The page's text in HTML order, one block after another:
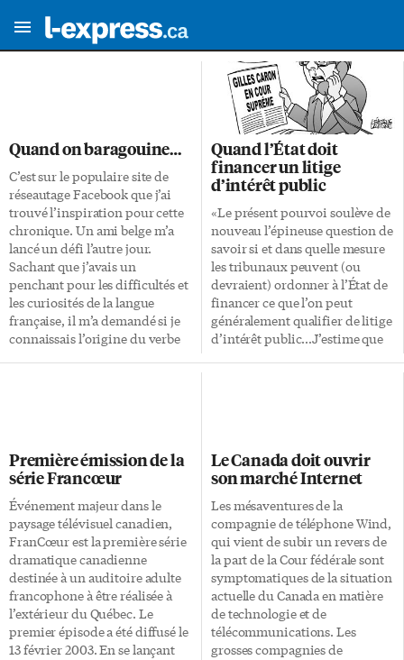
Quand on baragouine…
C’est sur le populaire site de
réseautage Facebook que j’ai
trouvé l’inspiration pour cette
chronique. Un ami belge m’a
lancé un défi l’autre jour.
Sachant que j’avais un
penchant pour les difficultés et
les curiosités de la langue
française, il m’a demandé si je
connaissais l’origine du verbe
son coup qu’il refusait
catégoriquement de me fournir
la réponse. Un ami, vous dis-
je… Dans des cas comme celui-
là, mon […]
Quand l’État doit
financer un litige
d’intérêt public
«Le présent pourvoi soulève de
nouveau l’épineuse question de
savoir si et dans quelle mesure
les tribunaux peuvent (ou
devraient) ordonner à l’État de
financer ce que l’on peut
généralement qualifier de litige
d’intérêt public…J’estime que
lorsqu’il s’agit d’une mesure
essentielle à l’administration de
la justice et au maintien de la
primauté du droit.» Voilà ce
qu’écrit le juge Ian Binnie au
nom de ses collègues de la Cour
suprême du Canada dans une
[…]
Première émission de la
série Francœur
Événement majeur dans le
paysage télévisuel canadien,
FranCœur est la première série
dramatique canadienne
destinée à un auditoire adulte
francophone à être réalisée à
l’extérieur du Québec. Le
premier épisode a été diffusé le
13 février 2003. En se lançant
Le Canada doit ouvrir
son marché Internet
Les mésaventures de la
compagnie de téléphone Wind,
qui vient de subir un revers de
la part de la Cour fédérale sont
symptomatiques de la situation
actuelle du Canada en matière
de technologie et de
télécommunications. Les
grosses compagnies de